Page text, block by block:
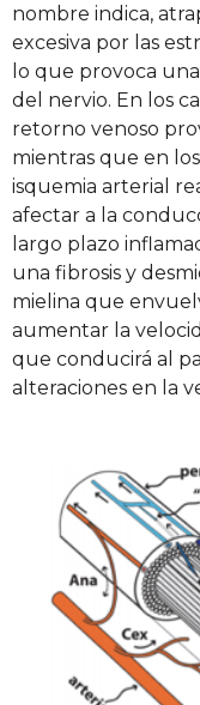
nombre indica,
excesiva por las
lo que provoca
del nervio. En los
retorno venoso
mientras que en
isquemia arterial
afectar a la
largo plazo
una fibrosis y
mielina que
aumentar la
que conducirá al
alteraciones en la